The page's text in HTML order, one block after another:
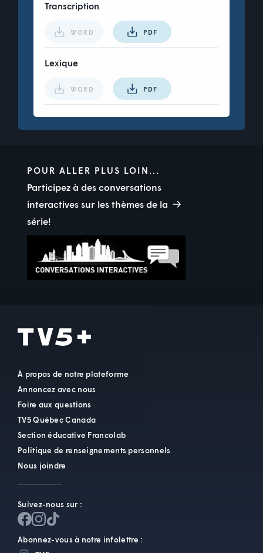
Transcription
WORD PDF
Lexique
WORD PDF
POUR ALLER PLUS LOIN...
Participez à des conversations
interactives sur les thèmes de la
série!
À propos de notre plateforme
Annoncez avec nous
Foire aux questions
TV5 Québec Canada
Section éducative Francolab
Politique de renseignements personnels
Nous joindre
Suivez-nous sur :
Abonnez-vous à notre infolettre :